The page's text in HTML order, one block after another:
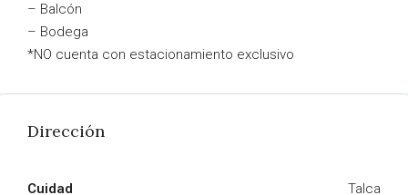
– Balcón
– Bodega
*NO cuenta con estacionamiento exclusivo
Dirección
Cuidad Talca